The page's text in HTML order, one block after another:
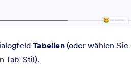
Tabellen (oder wählen Sie
Tab-Stil).